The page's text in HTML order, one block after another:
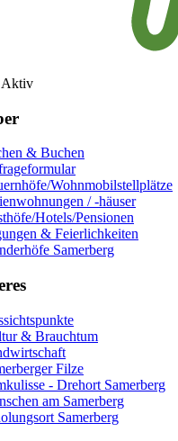
& Buchen
Wohnmobilstellplätze
/ -häuser
Hotels/Pensionen
& Feierlichkeiten
Samerberg
& Brauchtum
Filze
- Drehort Samerberg
am Samerberg
Samerberg